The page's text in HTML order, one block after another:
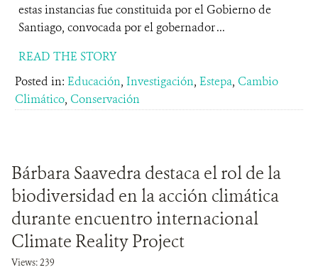
estas instancias fue constituida por el Gobierno de
Santiago, convocada por el gobernador ...
READ THE STORY
Posted in: Educación, Investigación, Estepa, Cambio
Climático, Conservación
Bárbara Saavedra destaca el rol de la
biodiversidad en la acción climática
durante encuentro internacional
Climate Reality Project
Views: 239